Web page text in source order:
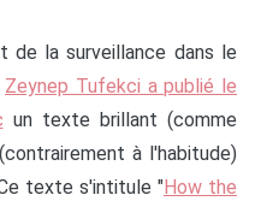
de la surveillance dans le
Zeynep Tufekci a publié le
un texte brillant (comme
à l'habitude)
texte s'intitule "How the